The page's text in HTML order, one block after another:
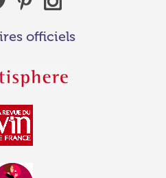
officiels